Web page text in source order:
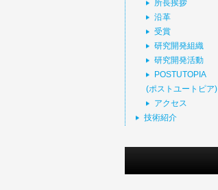
所長挨拶
沿革
受賞
研究開発組織
研究開発活動
POSTUTOPIA
(ポストユートピア)
アクセス
技術紹介